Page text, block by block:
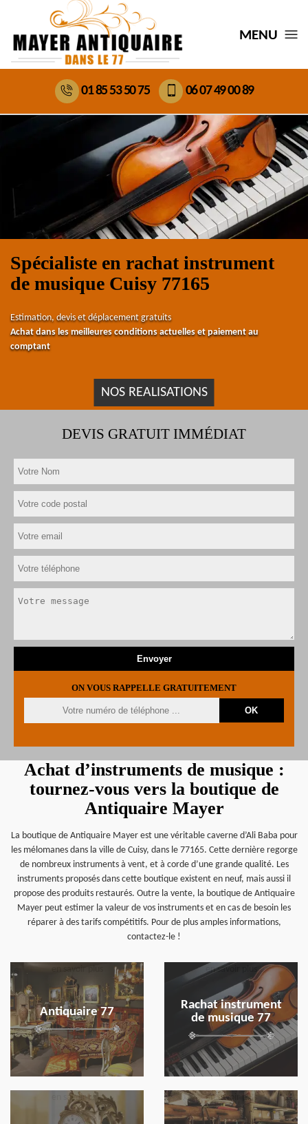
MENU
01 85 53 50 75 06 07 49 00 89
Spécialiste en rachat instrument
de musique Cuisy 77165
Estimation, devis et déplacement gratuits
Achat dans les meilleures conditions actuelles et paiement au
comptant
NOS REALISATIONS
DEVIS GRATUIT IMMÉDIAT
ON VOUS RAPPELLE GRATUITEMENT
Achat d’instruments de musique :
tournez-vous vers la boutique de
Antiquaire Mayer
La boutique de Antiquaire Mayer est une véritable caverne d’Ali Baba pour
les mélomanes dans la ville de Cuisy, dans le 77165. Cette dernière regorge
de nombreux instruments à vent, et à corde d’une grande qualité. Les
instruments proposés dans cette boutique existent en neuf, mais aussi il
propose des produits restaurés. Outre la vente, la boutique de Antiquaire
Mayer peut estimer la valeur de vos instruments et en cas de besoin les
réparer à des tarifs compétitifs. Pour de plus amples informations,
contactez-le !
Antiquaire 77
en savoir plus
Rachat instrument
de musique 77
en savoir plus
en savoir plus en savoir plus